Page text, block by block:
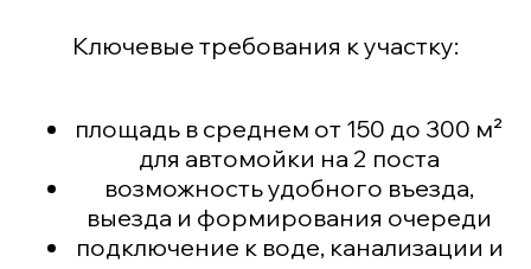
Ключевые требования к участку:
площадь в среднем от 150 до 300 м²
для автомойки на 2 поста
возможность удобного въезда,
выезда и формирования очереди
подключение к воде, канализации и